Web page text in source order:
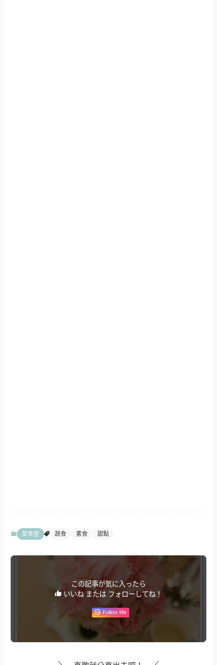
草食堂 蔬食 素食 甜點
この記事が気に入ったら
いいね または フォローしてね！
Follow Me